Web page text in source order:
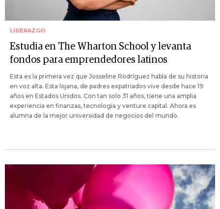
LIDERAZGO
Estudia en The Wharton School y levanta
fondos para emprendedores latinos
Esta es la primera vez que Josseline Rodríguez habla de su historia
en voz alta. Esta lojana, de padres expatriados vive desde hace 19
años en Estados Unidos. Con tan solo 31 años, tiene una amplia
experiencia en finanzas, tecnología y venture capital. Ahora es
alumna de la mejor universidad de negocios del mundo.